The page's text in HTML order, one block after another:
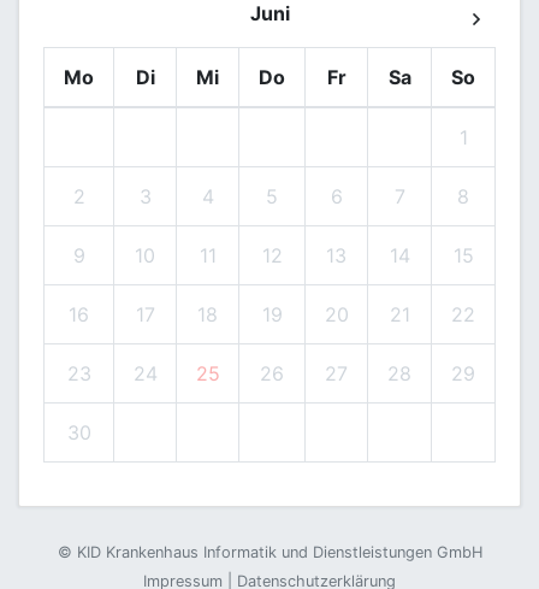
Juni
Mo Di Mi Do Fr Sa So
1
2 3 4 5 6 7 8
9 10 11 12 13 14 15
16 17 18 19 20 21 22
23 24 25 26 27 28 29
30
© KID Krankenhaus Informatik und Dienstleistungen GmbH
Impressum
Datenschutzerklärung